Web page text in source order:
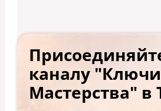
каналу "Ключи
Мастерства" в